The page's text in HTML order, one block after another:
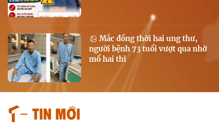
Mắc đồng thời hai ung thư,
người bệnh 73 tuổi vượt qua nhờ
mổ hai thì
Tin mới